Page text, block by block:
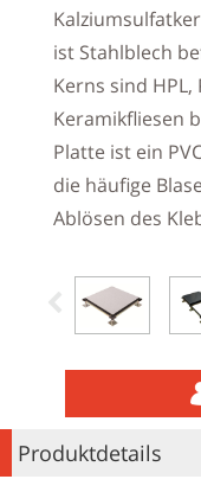
ist Stahlblech
Kerns sind
Keramikfliesen
Platte ist ein
die häufige
Ablösen des
Produktdetails